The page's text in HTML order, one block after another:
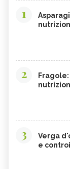
1
2
3
Verga
e